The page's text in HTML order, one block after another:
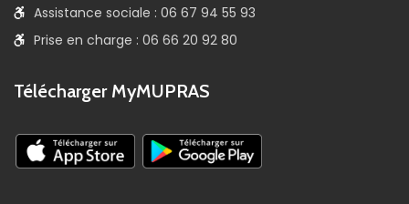
Assistance sociale : 06 67 94 55 93
Prise en charge : 06 66 20 92 80
Télécharger MyMUPRAS